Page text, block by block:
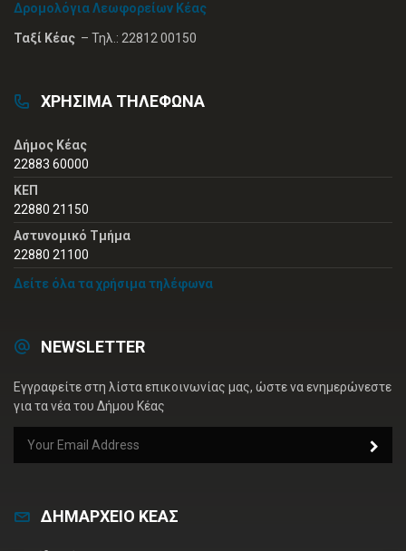
Δρομολόγια Λεωφορείων Κέας
Ταξί Κέας – Τηλ.: 22812 00150
ΧΡΗΣΙΜΑ ΤΗΛΕΦΩΝΑ
Δήμος Κέας
22883 60000
ΚΕΠ
22880 21150
Αστυνομικό Τμήμα
22880 21100
Δείτε όλα τα χρήσιμα τηλέφωνα
NEWSLETTER
Εγγραφείτε στη λίστα επικοινωνίας μας, ώστε να ενημερώνεστε
για τα νέα του Δήμου Κέας
ΔΗΜΑΡΧΕΙΟ ΚΕΑΣ